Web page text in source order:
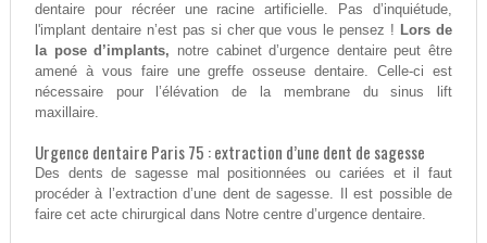
dentaire pour récréer une racine artificielle. Pas d’inquiétude,
l'implant dentaire n’est pas si cher que vous le pensez ! Lors de
la pose d’implants, notre cabinet d’urgence dentaire peut être
amené à vous faire une greffe osseuse dentaire. Celle-ci est
nécessaire pour l’élévation de la membrane du sinus lift
maxillaire.
Urgence dentaire Paris 75 : extraction d’une dent de sagesse
Des dents de sagesse mal positionnées ou cariées et il faut
procéder à l’extraction d’une dent de sagesse. Il est possible de
faire cet acte chirurgical dans Notre centre d’urgence dentaire.